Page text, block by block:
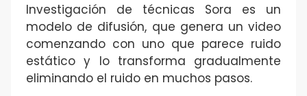
Investigación de técnicas Sora es un
modelo de difusión, que genera un video
comenzando con uno que parece ruido
estático y lo transforma gradualmente
eliminando el ruido en muchos pasos.